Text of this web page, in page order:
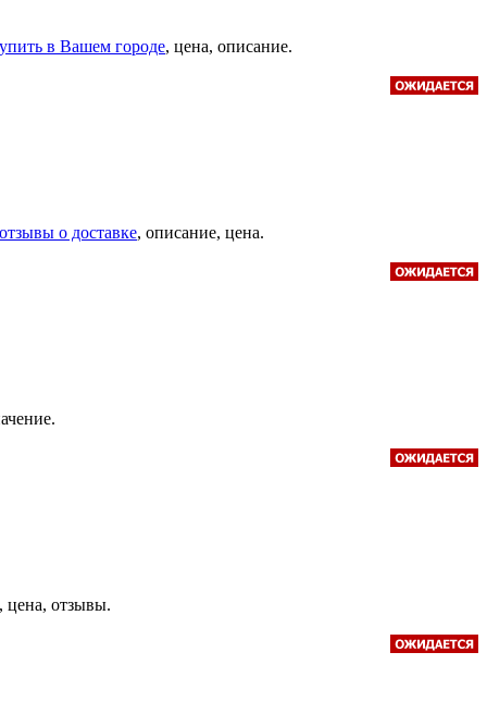
в Вашем городе, цена, описание.
о доставке, описание, цена.
, цена, отзывы.